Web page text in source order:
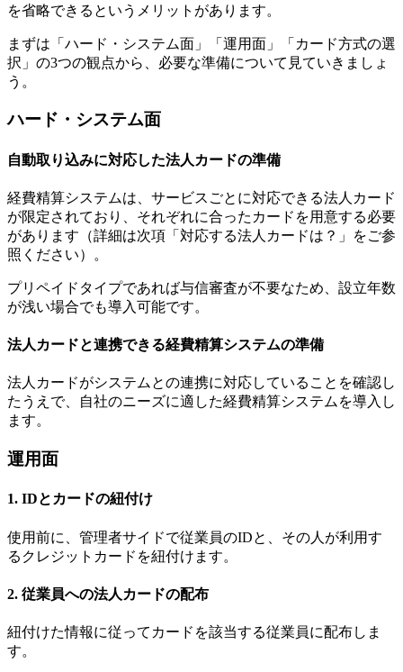
を省略できるというメリットがあります。
まずは「ハード・システム面」「運用面」「カード方式の選
択」の3つの観点から、必要な準備について見ていきましょ
う。
ハード・システム面
自動取り込みに対応した法人カードの準備
経費精算システムは、サービスごとに対応できる法人カード
が限定されており、それぞれに合ったカードを用意する必要
があります（詳細は次項「対応する法人カードは？」をご参
照ください）。
プリペイドタイプであれば与信審査が不要なため、設立年数
が浅い場合でも導入可能です。
法人カードと連携できる経費精算システムの準備
法人カードがシステムとの連携に対応していることを確認し
たうえで、自社のニーズに適した経費精算システムを導入し
ます。
運用面
1. IDとカードの紐付け
使用前に、管理者サイドで従業員のIDと、その人が利用す
るクレジットカードを紐付けます。
2. 従業員への法人カードの配布
紐付けた情報に従ってカードを該当する従業員に配布しま
す。